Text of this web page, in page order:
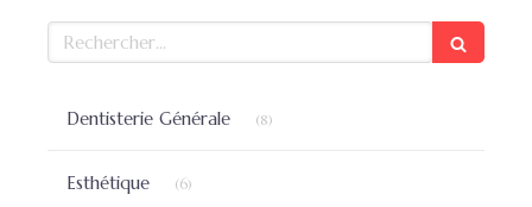
Rechercher
Dentisterie Générale (8)
Esthétique (6)